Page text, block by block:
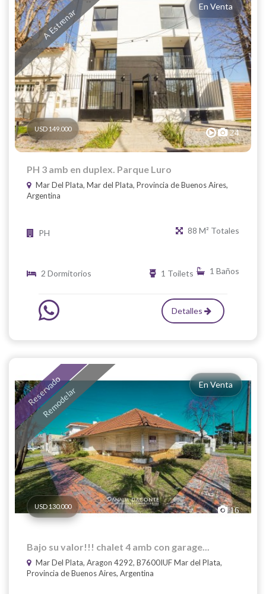
A Estrenar
En Venta
USD 149.000 24
PH 3 amb en duplex. Parque Luro
Mar Del Plata, Mar del Plata, Provincia de Buenos Aires,
Argentina
PH 88 M² Totales
2 Dormitorios 1 Baños
1 Toilets
Detalles
Reservado
Remodelar
En Venta
USD 130.000 16
Bajo su valor!!! chalet 4 amb con garage...
Mar Del Plata, Aragon 4292, B7600IUF Mar del Plata,
Provincia de Buenos Aires, Argentina